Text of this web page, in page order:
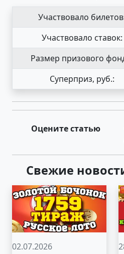
Участвовало
Участвовало ставок:
Размер призового
Суперприз, руб.:
Оцените статью
Свежие
02.07.2026